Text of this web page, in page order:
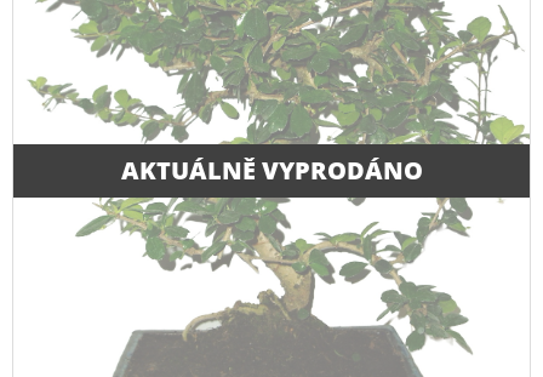
AKTUÁLNĚ VYPRODÁNO